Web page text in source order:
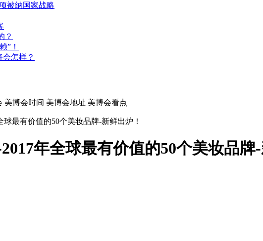
被纳国家战略
？
”！
怎样？
美博会时间 美博会地址 美博会看点
最有价值的50个美妆品牌-新鲜出炉！
年全球最有价值的50个美妆品牌-